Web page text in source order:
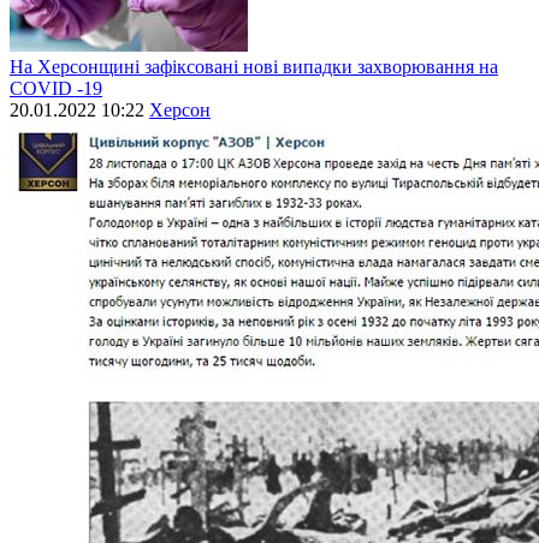
На Херсонщині зафіксовані нові випадки захворювання на
СОVID -19
20.01.2022 10:22 Херсон